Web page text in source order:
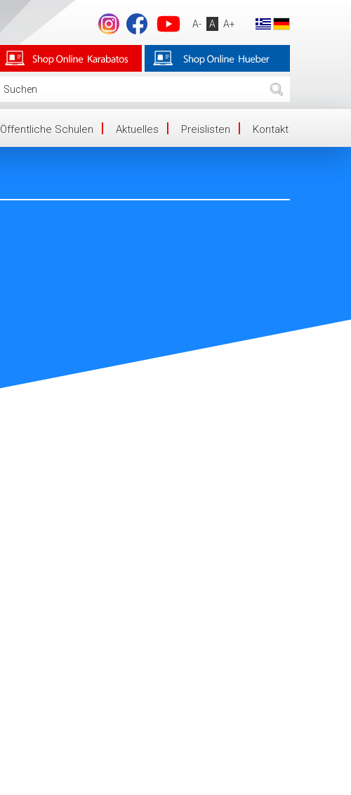
A- A A+
Öffentliche Schulen Aktuelles Preislisten Kontakt